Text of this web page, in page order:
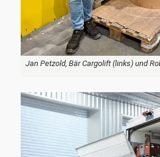
Jan Petzold, Bär Cargolift (links) und